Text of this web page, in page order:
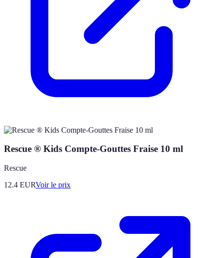
Rescue ® Kids Compte-Gouttes Fraise 10 ml
Rescue
12.4 EURVoir le prix